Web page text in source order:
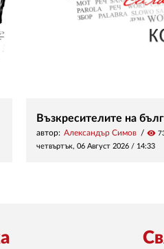
Възкресителите на
автор: Александър Симов visibility
четвъртък, 06 Август 2026 / 14:33